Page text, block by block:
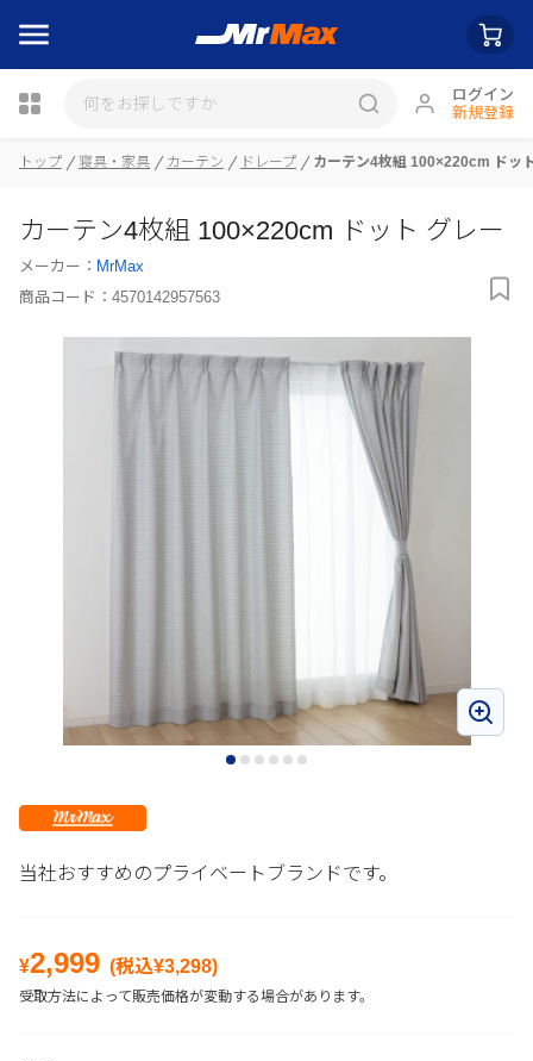
ログイン
新規登録
トップ 寝具・家具 カーテン ドレープ カーテン4枚組 100×220cm ドッ
カーテン4枚組 100×220cm ドット グレー
メーカー： MrMax
商品コード： 4570142957563
当社おすすめのプライベートブランドです。
¥2,999 (税込¥3,298)
受取方法によって販売価格が変動する場合があります。